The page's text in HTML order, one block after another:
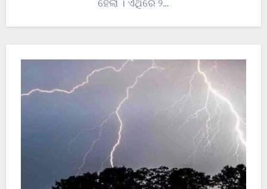
ହେଲା । ଏଥିରେ ୨…